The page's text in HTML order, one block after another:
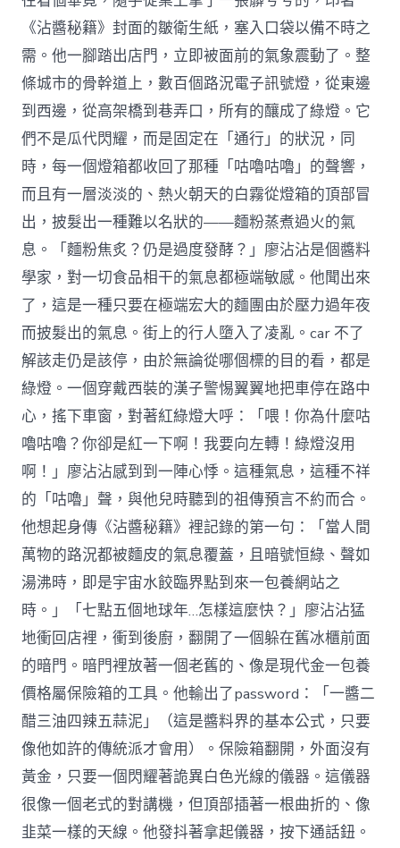
《沾醬秘籍》封面的皺衛生紙，塞入口袋以備不時之
需。他一腳踏出店門，立即被面前的氣象震動了。整
條城市的骨幹道上，數百個路況電子訊號燈，從東邊
到西邊，從高架橋到巷弄口，所有的釀成了綠燈。它
們不是瓜代閃耀，而是固定在「通行」的狀況，同
時，每一個燈箱都收回了那種「咕嚕咕嚕」的聲響，
而且有一層淡淡的、熱火朝天的白霧從燈箱的頂部冒
出，披髮出一種難以名狀的——麵粉蒸煮過火的氣
息。「麵粉焦炙？仍是過度發酵？」廖沾沾是個醬料
學家，對一切食品相干的氣息都極端敏感。他聞出來
了，這是一種只要在極端宏大的麵團由於壓力過年夜
而披髮出的氣息。街上的行人墮入了凌亂。car 不了
解該走仍是該停，由於無論從哪個標的目的看，都是
綠燈。一個穿戴西裝的漢子警惕翼翼地把車停在路中
心，搖下車窗，對著紅綠燈大呼：「喂！你為什麼咕
嚕咕嚕？你卻是紅一下啊！我要向左轉！綠燈沒用
啊！」廖沾沾感到到一陣心悸。這種氣息，這種不祥
的「咕嚕」聲，與他兒時聽到的祖傳預言不約而合。
他想起身傳《沾醬秘籍》裡記錄的第一句：「當人間
萬物的路況都被麵皮的氣息覆蓋，且暗號恒綠、聲如
湯沸時，即是宇宙水餃臨界點到來一包養網站之
時。」「七點五個地球年…怎樣這麼快？」廖沾沾猛
地衝回店裡，衝到後廚，翻開了一個躲在舊冰櫃前面
的暗門。暗門裡放著一個老舊的、像是現代金一包養
價格屬保險箱的工具。他輸出了password：「一醬二
醋三油四辣五蒜泥」（這是醬料界的基本公式，只要
像他如許的傳統派才會用）。保險箱翻開，外面沒有
黃金，只要一個閃耀著詭異白色光線的儀器。這儀器
很像一個老式的對講機，但頂部插著一根曲折的、像
韭菜一樣的天線。他發抖著拿起儀器，按下通話鈕。